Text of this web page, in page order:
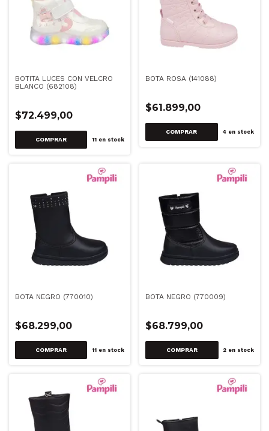
BOTITA LUCES CON VELCRO
BLANCO (682108)
$72.499,00
COMPRAR 11en stock
BOTA ROSA (141088)
$61.899,00
COMPRAR 4 en stock
BOTA NEGRO (770010)
$68.299,00
COMPRAR 11en stock
BOTA NEGRO (770009)
$68.799,00
COMPRAR 2 en stock